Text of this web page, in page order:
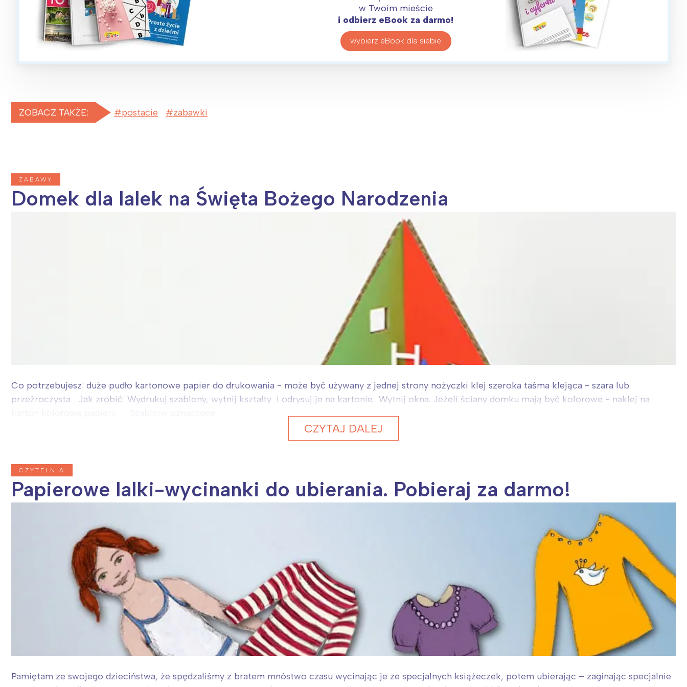
w Twoim mieście
i odbierz eBook za darmo!
wybierz eBook dla siebie
ZOBACZ TAKŻE: postacie zabawki
ZABAWY
Domek dla lalek na Święta Bożego Narodzenia
Co potrzebujesz: duże pudło kartonowe papier do drukowania - może być używany z jednej strony nożyczki klej szeroka taśma klejąca - szara lub
przeźroczysta Jak zrobić: Wydrukuj szablony, wytnij kształty i odrysuj je na kartonie. Wytnij okna. Jeżeli ściany domku mają być kolorowe - naklej na
CZYTAJ DALEJ
CZYTELNIA
Papierowe lalki-wycinanki do ubierania. Pobieraj za darmo!
Pamiętam ze swojego dzieciństwa, że spędzaliśmy z bratem mnóstwo czasu wycinając je ze specjalnych książeczek, potem ubierając – zaginając specjalnie
Północ
Wszystkie
Wybieram